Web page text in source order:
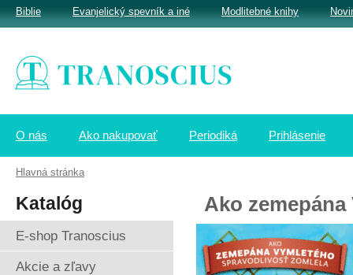
O nás Ako nakupovať Periodiká Prihlásenie
Ako
Katalóg
E-shop Tranoscius
Akcie a zľavy
Biblie Evanjelický spevník a iné Modlitebné knihy
Hlavná stránka